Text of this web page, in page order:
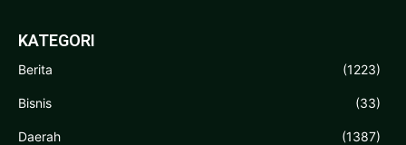
KATEGORI
Berita (1223)
Bisnis (33)
Daerah (1387)